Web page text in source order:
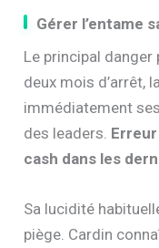
Gérer l’entame
Le principal danger
deux mois d’arrêt,
immédiatement
des leaders.
cash dans les
Sa lucidité
piège. Cardin